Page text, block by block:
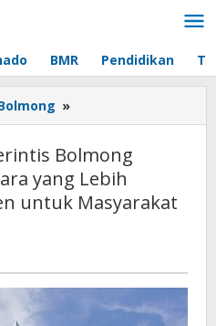
BMR Pendidikan
»
Udara
Perintis
Bolmong
Solusi
Mobilitas
Aksesibel
Efisien
Bolmong
yang Lebih
untuk Masyarakat